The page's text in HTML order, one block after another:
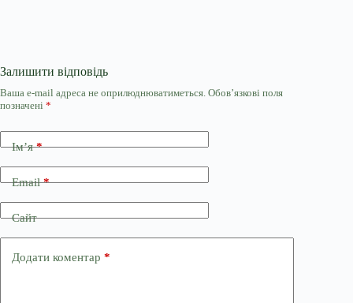
Залишити відповідь
Ваша e-mail адреса не оприлюднюватиметься. Обов’язкові поля
позначені *
Ім’я*
Email*
Сайт
Додати коментар *